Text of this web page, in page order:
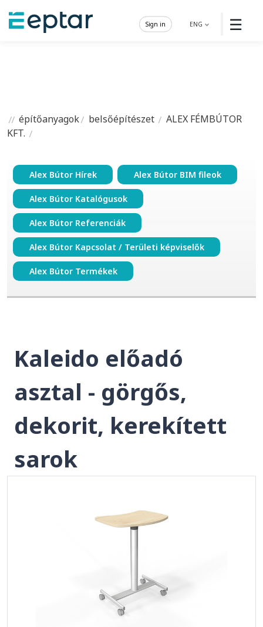
☰
ENG
Sign in
építőanyagok belsőépítészet
ALEX FÉMBÚTOR
KFT.
Alex Bútor Hírek Alex Bútor BIM fileok
Alex Bútor Katalógusok
Alex Bútor Referenciák
Alex Bútor Kapcsolat / Területi képviselők
Alex Bútor Termékek
Kaleido előadó
asztal - görgős,
dekorit, kerekített
sarok